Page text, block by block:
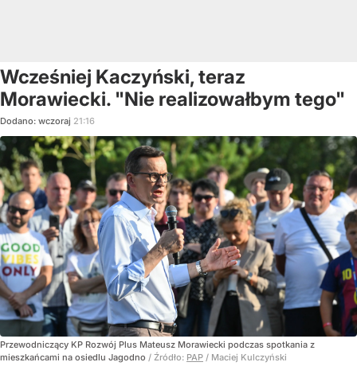
Wcześniej Kaczyński, teraz
Morawiecki. "Nie realizowałbym tego"
Dodano: wczoraj 21:16
Przewodniczący KP Rozwój Plus Mateusz Morawiecki podczas spotkania z
mieszkańcami na osiedlu Jagodno / Źródło: PAP / Maciej Kulczyński